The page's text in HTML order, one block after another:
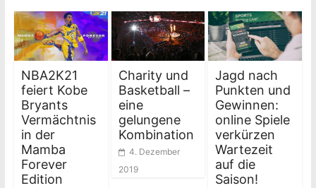
NBA2K21
feiert Kobe
Bryants
Vermächtnis
in der
Mamba
Forever
Edition
Charity und
Basketball –
eine
gelungene
Kombination
4. Dezember
2019
Jagd nach
Punkten und
Gewinnen:
online Spiele
verkürzen
Wartezeit
auf die
Saison!